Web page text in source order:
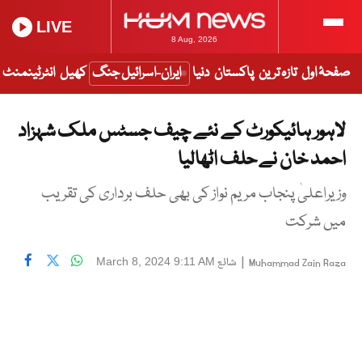
8 Aug, 2026
LIVE
صفحۂ اول تازہ ترین پاکستان دنیا ایران-اسرائیل جنگ کھیل انٹرٹینمنٹ
لاہور ہائیکورٹ کے نئے چیف جسٹس ملک شہزاد
احمد خان نے حلف اٹھالیا
وزیراعلیٰ پنجاب مریم نواز کی بھی حلف برداری کی تقریب
میں شرکت
Muhammad Zain Raza
| شائع March 8, 2024 9:11 AM